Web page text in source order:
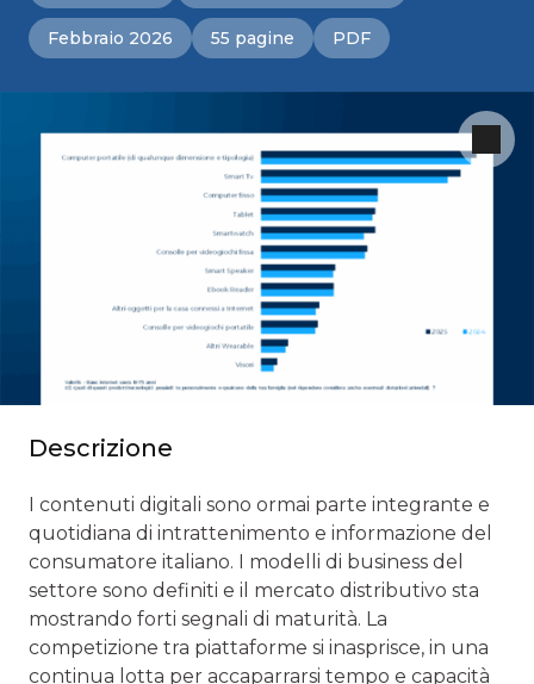
Febbraio 2026 55 pagine PDF
Descrizione
I contenuti digitali sono ormai parte integrante e
quotidiana di intrattenimento e informazione del
consumatore italiano. I modelli di business del
settore sono definiti e il mercato distributivo sta
mostrando forti segnali di maturità. La
competizione tra piattaforme si inasprisce, in una
continua lotta per accaparrarsi tempo e capacità